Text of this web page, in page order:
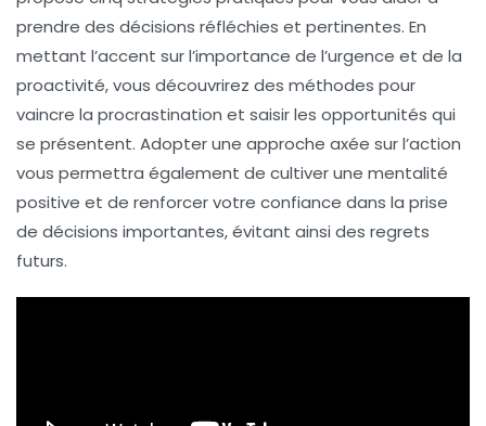
prendre des décisions réfléchies et pertinentes. En
mettant l’accent sur l’importance de l’urgence et de la
proactivité, vous découvrirez des méthodes pour
vaincre la procrastination et saisir les opportunités qui
se présentent. Adopter une approche axée sur l’action
vous permettra également de cultiver une mentalité
positive et de renforcer votre confiance dans la prise
de décisions importantes, évitant ainsi des regrets
futurs.